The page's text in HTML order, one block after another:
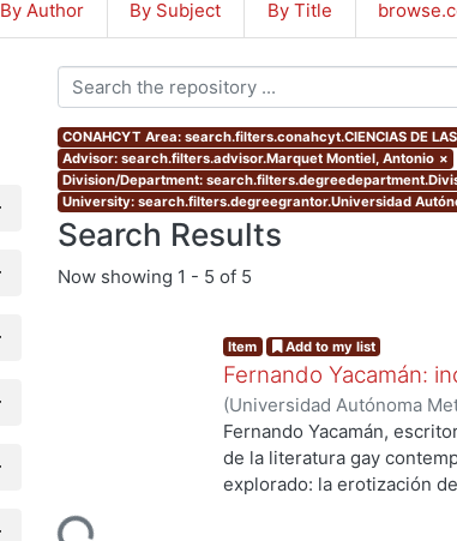
By Author By Subject By Title
CONAHCYT Area: search.filters.conahcyt.CIENCIAS DE LAS
Advisor: search.filters.advisor.Marquet Montiel, Antonio ×
Division/Department:
University: search.filters.degreegrantor.Universidad
Search Results
Now showing 1 - 5 of 5
Loading...
Item Add to my list
Fernando Yacamán:
(Universidad Autónoma
de Servicios de
Fernando Yacamán,
de la literatura gay
explorado: la erotización